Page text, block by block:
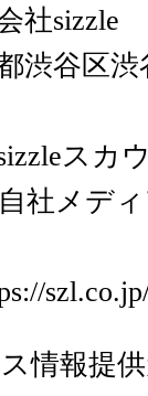
社sizzle
渋谷区
スカ
社メデ
情報提供